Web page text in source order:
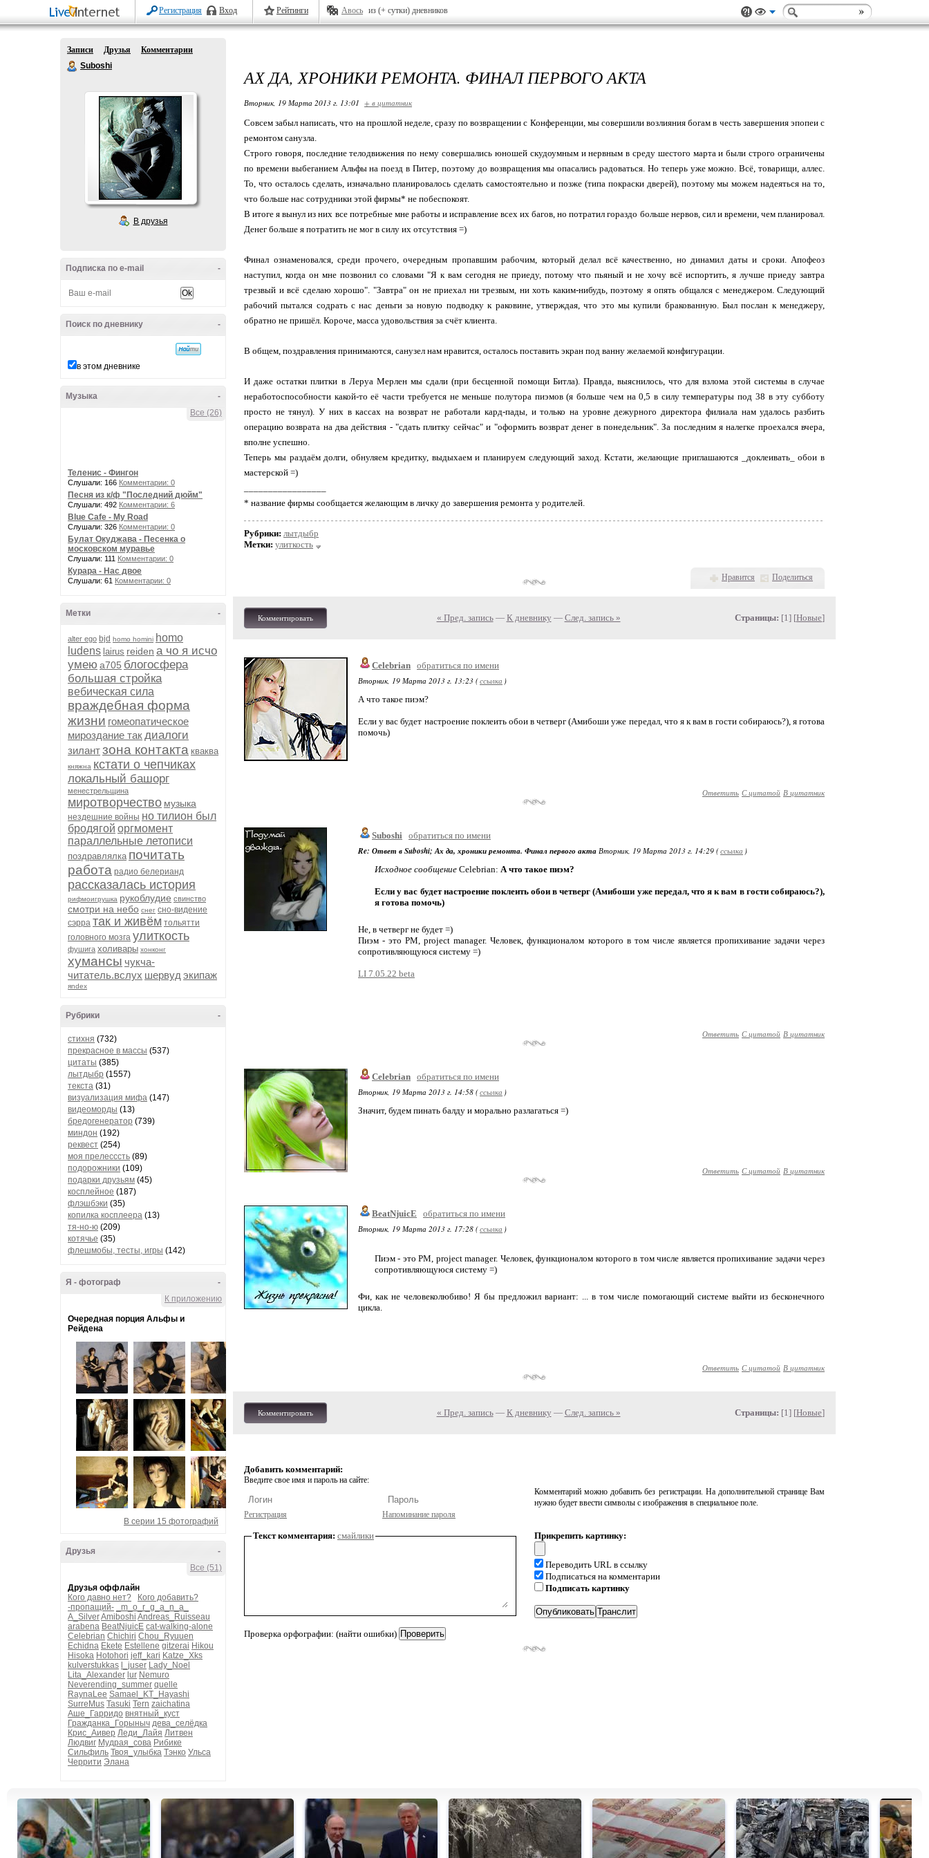
Регистрация Вход Рейтинги Авось из (+ сутки) дневников
Записи Друзья
Комментарии
Suboshi
В друзья
-
Подписка по e-mail
-
Поиск по дневнику
в этом дневнике
-
Музыка
Все (26)
Теленис - Фингон
Слушали: 166 Комментарии: 0
Песня из к/ф "Последний дюйм"
Слушали: 492 Комментарии: 6
Blue Cafe - My Road
Слушали: 326 Комментарии: 0
Булат Окуджава - Песенка о
московском муравье
Слушали: 111 Комментарии: 0
Курара - Нас двое
Слушали: 61 Комментарии: 0
-
Метки
alter ego bjd homo homini homo
ludens lairus reiden а чо я исчо
умею а705 блогосфера
большая стройка
вебическая сила
враждебная форма
жизни гомеопатическое
мироздание такдиалоги
зилантзона контакта кваква
княжна кстати о чепчиках
локальный башорг
менестрельщина
миротворчество музыка
нездешние войны но тилион был
бродягой оргмомент
параллельные летописи
поздравлялка почитать
работа радио белерианд
рассказалась история
рифмоигрушка рукоблудие свинство
смотри на небо снег сно-видение
сэрра так и живём тольятти
головного мозга улиткость
фушига холивары хонконг
хумансы чукча-
читатель.вслух шервуд экипаж
яndex
-
Рубрики
стихня (732)
прекрасное в массы (537)
цитаты (385)
лытдыбр (1557)
текста (31)
визуализация мифа (147)
видеоморды (13)
бредогенератор (739)
миндон (192)
реквест (254)
моя прелесссть (89)
подорожники (109)
подарки друзьям (45)
косплейное (187)
флэшбэки (35)
копилка косплеера (13)
тя-но-ю (209)
котячье (35)
флешмобы, тесты, игры (142)
-
Я - фотограф
К приложению
Очередная порция Альфы и
Рейдена
В серии 15 фотографий
-
Друзья
Все (51)
Друзья оффлайн
Кого давно нет?
Кого добавить?
-пропащий-
_m_o_r_g_a_n_a_
A_SilverAmiboshi Andreas_Ruisseau
arabena BeatNjuicE cat-walking-alone
Celebrian Chichiri Chou_Ryuuen
Echidna Ekete Estellene gitzerai Hikou
Hisoka Hotohori jeff_kari Katze_Xks
kulverstukkas
l_juser Lady_Noel
Lita_Alexander lur Nemuro
Neverending_summer quelle
RaynaLee Samael_KT_Hayashi
SurreMus Tasuki Tern zaichatina
Аше_Гарридо внятный_куст
Гражданка_Горыныч дева_селёдка
Крис_Аивер Леди_Лайя Литвен
Людвиг Мудрая_сова Рибике
Сильфиль Твоя_улыбка Тэнко Ульса
Черрити Элана
АХ ДА, ХРОНИКИ РЕМОНТА. ФИНАЛ ПЕРВОГО АКТА
Вторник, 19 Марта 2013 г. 13:01 + в цитатник
Совсем забыл написать, что на прошлой неделе, сразу по возвращении с Конференции, мы совершили возлияния богам в честь завершения эпопеи с
ремонтом санузла.
Строго говоря, последние телодвижения по нему совершались юношей скудоумным и нервным в среду шестого марта и были строго ограничены
по времени выбеганием Альфы на поезд в Питер, поэтому до возвращения мы опасались радоваться. Но теперь уже можно. Всё, товарищи, аллес.
То, что осталось сделать, изначально планировалось сделать самостоятельно и позже (типа покраски дверей), поэтому мы можем надеяться на то,
что больше нас сотрудники этой фирмы* не побеспокоят.
В итоге я вынул из них все потребные мне работы и исправление всех их багов, но потратил гораздо больше нервов, сил и времени, чем планировал.
Денег больше я потратить не мог в силу их отсутствия =)
Финал ознаменовался, среди прочего, очередным пропавшим рабочим, который делал всё качественно, но динамил даты и сроки. Апофеоз
наступил, когда он мне позвонил со словами "Я к вам сегодня не приеду, потому что пьяный и не хочу всё испортить, я лучше приеду завтра
трезвый и всё сделаю хорошо". "Завтра" он не приехал ни трезвым, ни хоть каким-нибудь, поэтому я опять общался с менеджером. Следующий
рабочий пытался содрать с нас деньги за новую подводку к раковине, утверждая, что это мы купили бракованную. Был послан к менеджеру,
обратно не пришёл. Короче, масса удовольствия за счёт клиента.
В общем, поздравления принимаются, санузел нам нравится, осталось поставить экран под ванну желаемой конфигурации.
И даже остатки плитки в Леруа Мерлен мы сдали (при бесценной помощи Битла). Правда, выяснилось, что для взлома этой системы в случае
неработоспособности какой-то её части требуется не меньше полутора пиэмов (я больше чем на 0,5 в силу температуры под 38 в эту субботу
просто не тянул). У них в кассах на возврат не работали кард-пады, и только на уровне дежурного директора филиала нам удалось разбить
операцию возврата на два действия - "сдать плитку сейчас" и "оформить возврат денег в понедельник". За последним я налегке проехался вчера,
вполне успешно.
Теперь мы раздаём долги, обнуляем кредитку, выдыхаем и планируем следующий заход. Кстати, желающие приглашаются _доклеивать_ обои в
мастерской =)
* название фирмы сообщается желающим в личку до завершения ремонта у родителей.
Рубрики: лытдыбр
Метки: улиткость
Нравится Поделиться
Комментировать « Пред. запись— К дневнику — След. запись » Страницы: [1] [Новые]
Celebrian обратиться по имени
Вторник, 19 Марта 2013 г. 13:23 (ссылка )
А что такое пиэм?
Если у вас будет настроение поклеить обои в четверг (Амибоши уже передал, что я к вам в гости собираюсь?), я готова
помочь)
Ответить С цитатой В цитатник
Suboshi обратиться по имени
Re: Ответ в Suboshi; Ах да, хроники ремонта. Финал первого акта Вторник, 19 Марта 2013 г. 14:29 (ссылка )
Исходное сообщение Celebrian: А что такое пиэм?
Если у вас будет настроение поклеить обои в четверг (Амибоши уже передал, что я к вам в гости собираюсь?),
я готова помочь)
Не, в четверг не будет =)
Пиэм - это PM, project manager. Человек, функционалом которого в том числе является пропихивание задачи через
сопротивляющуюся систему =)
LI 7.05.22 beta
Ответить С цитатой В цитатник
Celebrian обратиться по имени
Вторник, 19 Марта 2013 г. 14:58 (ссылка )
Значит, будем пинать балду и морально разлагаться =)
Ответить С цитатой В цитатник
BeatNjuicE
обратиться по имени
Вторник, 19 Марта 2013 г. 17:28 (ссылка )
Пиэм - это PM, project manager. Человек, функционалом которого в том числе является пропихивание задачи через
сопротивляющуюся систему =)
Фи, как не человеколюбиво! Я бы предложил вариант: ... в том числе помогающий системе выйти из бесконечного
цикла.
Ответить С цитатой В цитатник
Комментировать « Пред. запись— К дневнику — След. запись » Страницы: [1] [Новые]
Добавить комментарий:
Введите свое имя и пароль на сайте:
Регистрация Напоминание пароля
Комментарий можно добавить без регистрации. На дополнительной странице Вам
нужно будет ввести символы с изображения в специальное поле.
Текст комментария: смайлики
Проверка орфографии: (найти ошибки)
Прикрепить картинку:
Переводить URL в ссылку
Подписаться на комментарии
Подписать картинку